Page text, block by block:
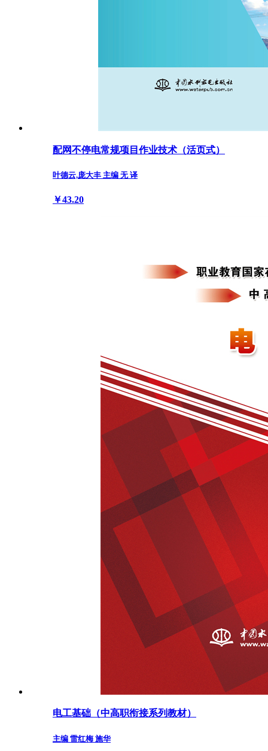
配网不停电常规项目作业技术（活页式）
叶德云,庞大丰 主编 无 译
￥43.20
电工基础（中高职衔接系列教材）
主编 雷红梅 施华